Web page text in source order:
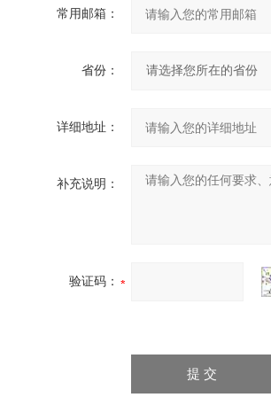
常用邮箱：
省份：
详细地址：
补充说明：
验证码：